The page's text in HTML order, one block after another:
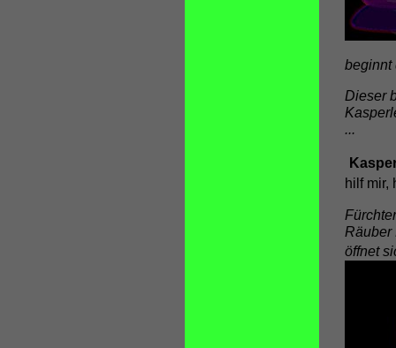
beginnt
Dieser
...
hilf mir,
Räuber
öffnet